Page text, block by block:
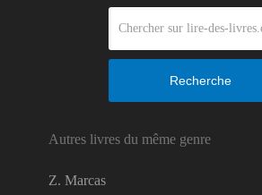
Recherche
Autres livres du même genre
Z. Marcas